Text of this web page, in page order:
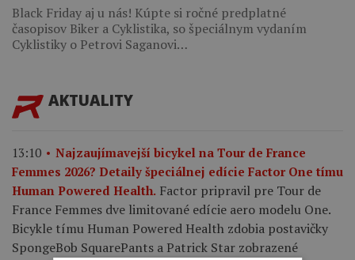
Black Friday aj u nás! Kúpte si ročné predplatné
časopisov Biker a Cyklistika, so špeciálnym vydaním
Cyklistiky o Petrovi Saganovi…
AKTUALITY
13:10
Najzaujímavejší bicykel na Tour de France
Femmes 2026? Detaily špeciálnej edície Factor One tímu
Human Powered Health. Factor pripravil pre Tour de
France Femmes dve limitované edície aero modelu One.
Bicykle tímu Human Powered Health zdobia postavičky
SpongeBob SquarePants a Patrick Star zobrazené